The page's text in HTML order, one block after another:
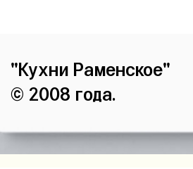
"Кухни Раменское"
© 2008 года.